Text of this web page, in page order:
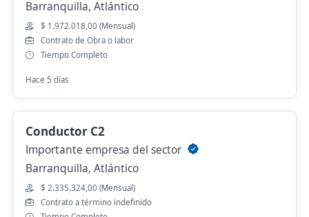
Barranquilla, Atlántico
$ 1.972.018,00 (Mensual)
Contrato de Obra o labor
Tiempo Completo
Hace 5 días
Conductor C2
Importante empresa del sector
Barranquilla, Atlántico
$ 2.335.324,00 (Mensual)
Contrato a término indefinido